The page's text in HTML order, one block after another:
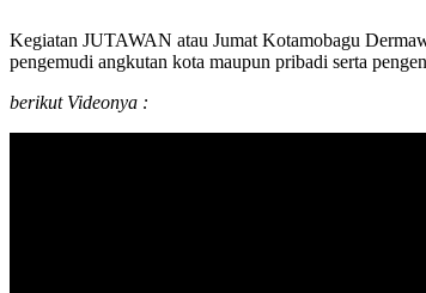
Kegiatan JUTAWAN atau Jumat Kotamobagu
pengemudi angkutan kota maupun pribadi serta
berikut Videonya :